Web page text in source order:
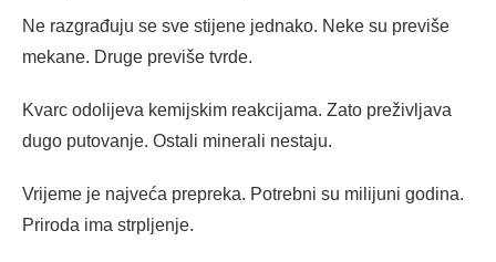
Ne razgrađuju se sve stijene jednako. Neke su previše
mekane. Druge previše tvrde.
Kvarc odolijeva kemijskim reakcijama. Zato preživljava
dugo putovanje. Ostali minerali nestaju.
Vrijeme je najveća prepreka. Potrebni su milijuni godina.
Priroda ima strpljenje.